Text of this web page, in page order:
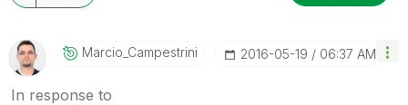
Marcio_CampestrIni ‎2016-05-19 06:37 AM
In response to